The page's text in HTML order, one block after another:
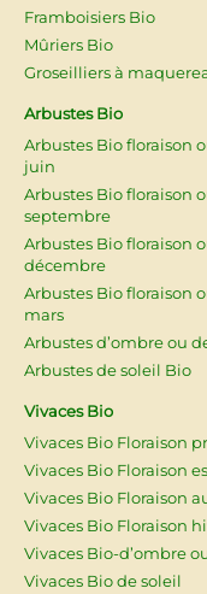
Framboisiers Bio
Mûriers Bio
Groseilliers à
Arbustes Bio
Arbustes Bio floraison
juin
Arbustes Bio floraison
septembre
Arbustes Bio floraison
décembre
Arbustes Bio floraison
mars
Arbustes d’ombre ou
Arbustes de soleil Bio
Vivaces Bio
Vivaces Bio Floraison
Vivaces Bio Floraison
Vivaces Bio Floraison
Vivaces Bio Floraison
Vivaces Bio-d’ombre
Vivaces Bio de soleil